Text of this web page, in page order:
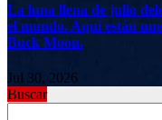
La luna llena de julio
el mundo. Aquí están
Buck Moon.
Jul 30, 2026
Buscar